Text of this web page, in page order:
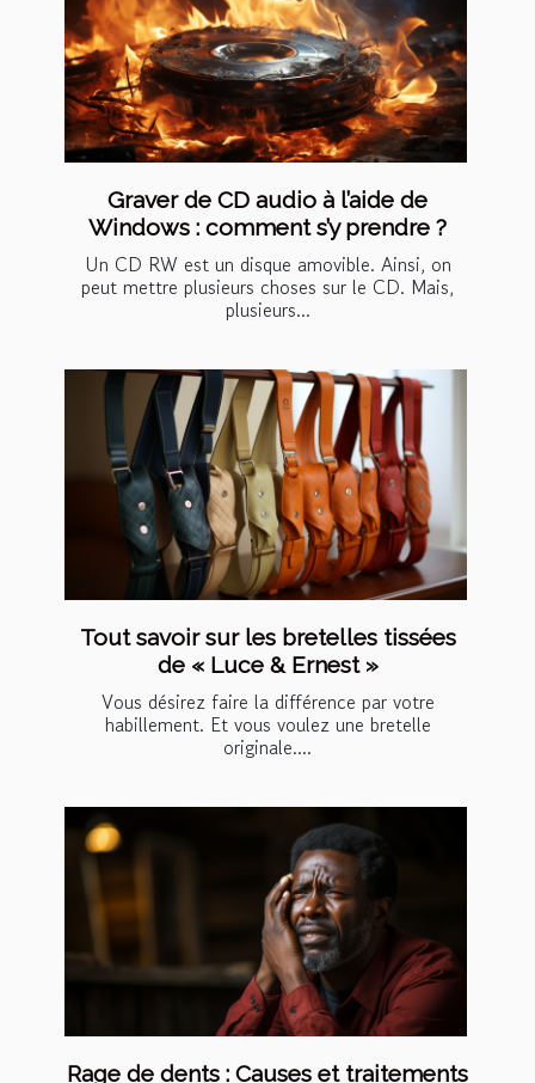
Graver de CD audio à l’aide de
Windows : comment s’y prendre ?
Un CD RW est un disque amovible. Ainsi, on
peut mettre plusieurs choses sur le CD. Mais,
plusieurs...
Tout savoir sur les bretelles tissées
de « Luce & Ernest »
Vous désirez faire la différence par votre
habillement. Et vous voulez une bretelle
originale....
Rage de dents : Causes et traitements